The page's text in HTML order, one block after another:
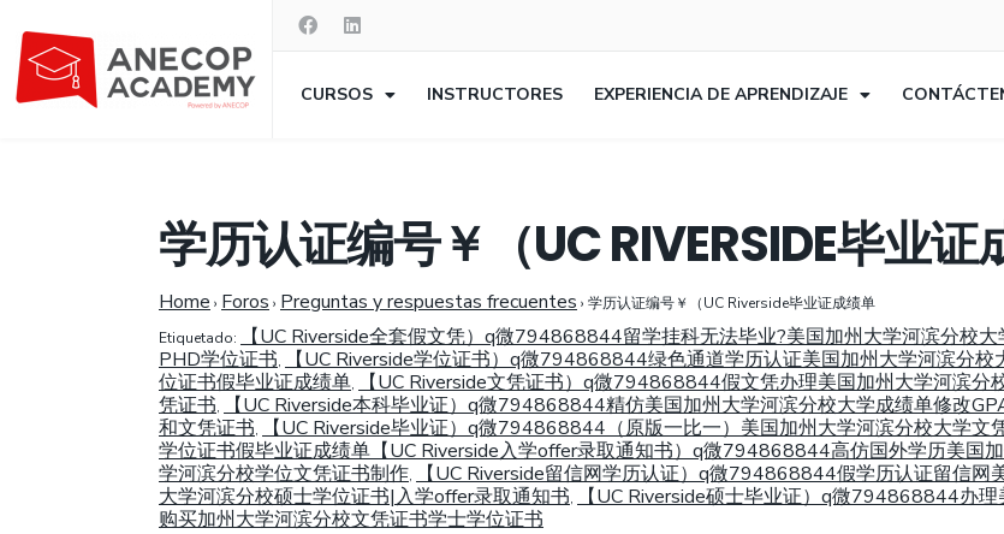
CURSOS INSTRUCTORES EXPERIENCIA DE APRENDIZAJE
学历认证编号￥（UC RIVERSIDE毕业证
Home › Foros › Preguntas y respuestas frecuentes › 学历认证编号￥（UC Riverside毕业证成绩单
Etiquetado:
【UC Riverside全套假文凭）q微794868844留学挂科无法毕业?美国加州大学河滨分校
PHD学位证书,
【UC Riverside学位证书）q微794868844绿色通道学历认证美国加州大学河滨分
位证书假毕业证成绩单,
【UC Riverside文凭证书）q微794868844假文凭办理美国加州大学河滨
凭证书,
【UC Riverside本科毕业证）q微794868844精仿美国加州大学河滨分校大学成绩单修改
和文凭证书,
【UC Riverside毕业证）q微794868844（原版一比一）美国加州大学河滨分校大学
学位证书假毕业证成绩单【UC Riverside入学offer录取通知书）q微794868844高仿国外学历美国
学河滨分校学位文凭证书制作,
【UC Riverside留信网学历认证）q微794868844假学历认证留信
大学河滨分校硕士学位证书|入学offer录取通知书,
【UC Riverside硕士毕业证）q微794868844办
购买加州大学河滨分校文凭证书学士学位证书